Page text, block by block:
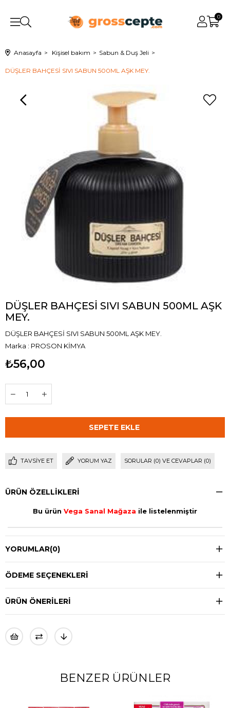
0
Anasayfa Kişisel bakım Sabun & Duş Jeli
DÜŞLER BAHÇESİ SIVI SABUN 500ML AŞK MEY.
DÜŞLER BAHÇESİ SIVI SABUN 500ML AŞK
MEY.
DÜŞLER BAHÇESİ SIVI SABUN 500ML AŞK MEY.
Marka : PROSON KİMYA
₺56,00
TAVSIYE ET YORUM YAZ SORULAR (0) VE CEVAPLAR (0)
ÜRÜN ÖZELLIKLERI
Bu ürün Vega Sanal Mağaza ile listelenmiştir
YORUMLAR(0)
ÖDEME SEÇENEKLERI
ÜRÜN ÖNERILERI
BENZER ÜRÜNLER